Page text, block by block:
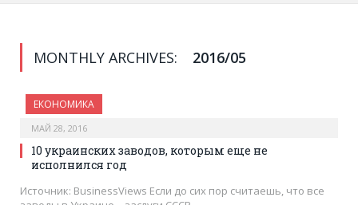
MONTHLY ARCHIVES: 2016/05
ЕКОНОМИКА
МАЙ 28, 2016
10 украинских заводов, которым еще не
исполнился год
Источник: BusinessViews Если до сих пор считаешь, что все